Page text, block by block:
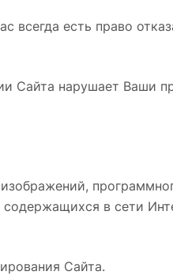
всегда есть право
Сайта нарушает Ваши
изображений,
содержащихся в сети
Сайта.